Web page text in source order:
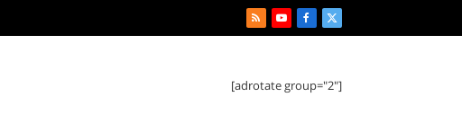
RSSYouTube
Facebook
X
[adrotate group="2"]